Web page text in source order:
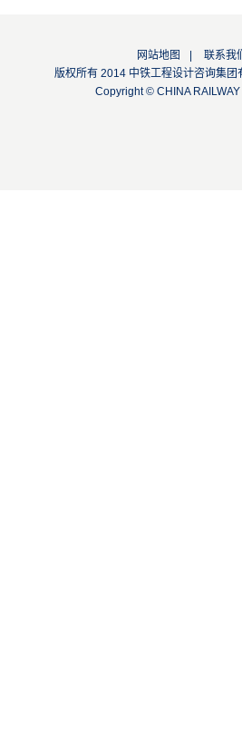
网站地图
联系我
版权所有 2014 中铁工程设计咨询
Copyright © CHINA